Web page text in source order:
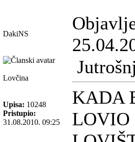
DakiNS
Lovčina
Upisa: 10248
Pristupio:
31.08.2010. 09:25
KADA
LOVIO